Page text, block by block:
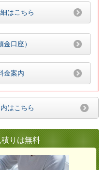
はこちら
口座）
金案内
はこちら
りは無料